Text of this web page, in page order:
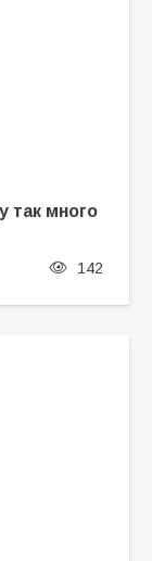
так много
142